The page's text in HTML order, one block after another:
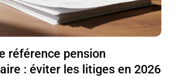
référence pension
: éviter les litiges en 2026